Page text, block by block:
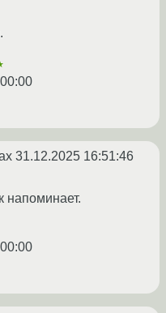
31.12.2025 16:51:46
напоминает.